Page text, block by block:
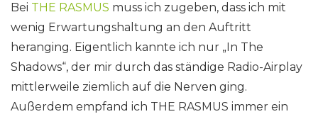
Bei THE RASMUS muss ich zugeben, dass ich mit
wenig Erwartungshaltung an den Auftritt
heranging. Eigentlich kannte ich nur „In The
Shadows“, der mir durch das ständige Radio-Airplay
mittlerweile ziemlich auf die Nerven ging.
Außerdem empfand ich THE RASMUS immer ein